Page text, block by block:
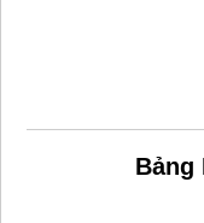
Bảng